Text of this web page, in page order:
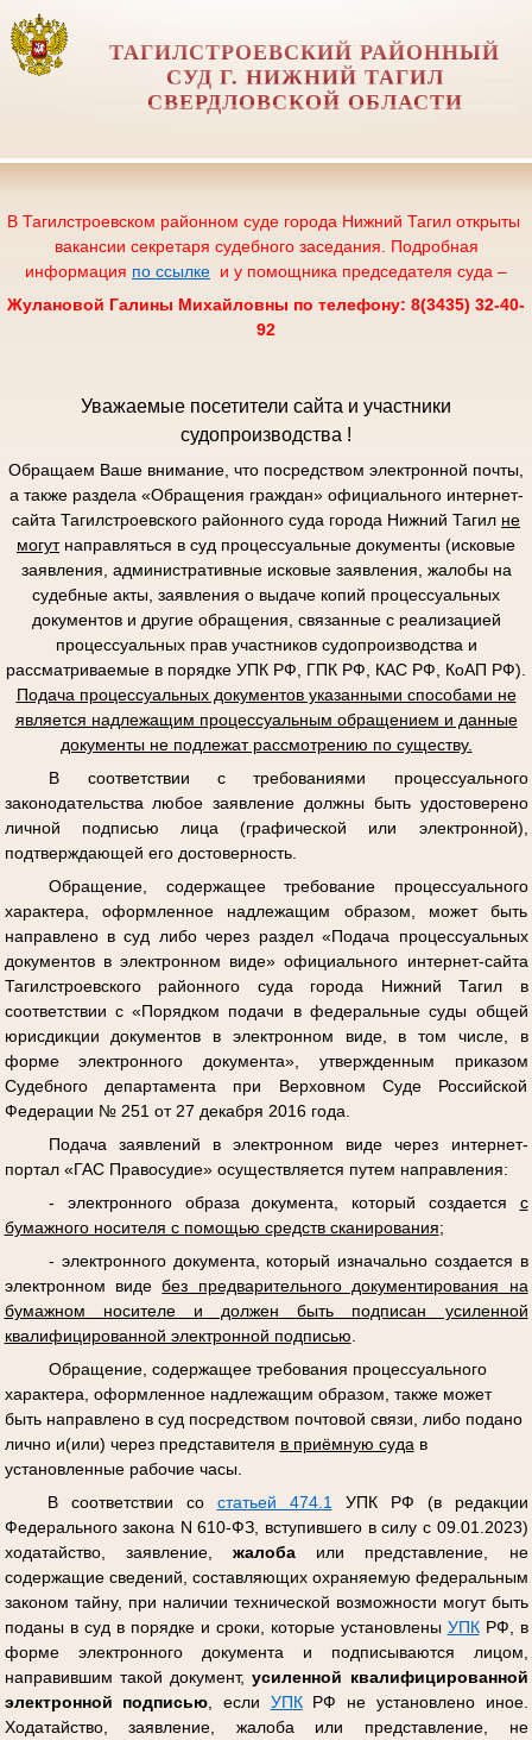
ТАГИЛСТРОЕВСКИЙ РАЙОННЫЙ
СУД Г. НИЖНИЙ ТАГИЛ
СВЕРДЛОВСКОЙ ОБЛАСТИ
В Тагилстроевском районном суде города Нижний Тагил открыты
вакансии секретаря судебного заседания. Подробная
информация по ссылке и у помощника председателя суда –
Жулановой Галины Михайловны по телефону: 8(3435) 32-40-
92
Уважаемые посетители сайта и участники
судопроизводства !
Обращаем Ваше внимание, что посредством электронной почты,
а также раздела «Обращения граждан» официального интернет-
сайта Тагилстроевского районного суда города Нижний Тагил не
могутнаправляться в суд процессуальные документы (исковые
заявления, административные исковые заявления, жалобы на
судебные акты, заявления о выдаче копий процессуальных
документов и другие обращения, связанные с реализацией
процессуальных прав участников судопроизводства и
рассматриваемые в порядке УПК РФ, ГПК РФ, КАС РФ, КоАП РФ).
Подача процессуальных документов указанными способами не
является надлежащим процессуальным обращением и данные
документы не подлежат рассмотрению по существу.
В соответствии с требованиями процессуального
законодательства любое заявление должны быть удостоверено
личной подписью лица (графической или электронной),
подтверждающей его достоверность.
Обращение, содержащее требование процессуального
характера, оформленное надлежащим образом, может быть
направлено в суд либо через раздел «Подача процессуальных
документов в электронном виде» официального интернет-сайта
Тагилстроевского районного суда города Нижний Тагил в
соответствии с «Порядком подачи в федеральные суды общей
юрисдикции документов в электронном виде, в том числе, в
форме электронного документа», утвержденным приказом
Судебного департамента при Верховном Суде Российской
Федерации № 251 от 27 декабря 2016 года.
Подача заявлений в электронном виде через интернет-
портал «ГАС Правосудие» осуществляется путем направления:
- электронного образа документа, который создается с
бумажного носителя с помощью средств сканирования;
- электронного документа, который изначально создается в
электронном видебез предварительного документирования на
бумажном носителе и должен быть подписан усиленной
квалифицированной электронной подписью
Обращение, содержащее требования процессуального
характера, оформленное надлежащим образом, также может
быть направлено в суд посредством почтовой связи, либо подано
лично и(или) через представителя в приёмную суда в
установленные рабочие часы.
В соответствии со статьей 474.1
УПК РФ (в редакции
Федерального закона N 610-ФЗ, вступившего в силу с 09.01.2023)
ходатайство, заявление, жалобаили представление, не
содержащие сведений, составляющих охраняемую федеральным
законом тайну, при наличии технической возможности могут быть
поданы в суд в порядке и сроки, которые установлены УПКРФ, в
форме электронного документа и подписываются лицом,
направившим такой документ,усиленной квалифицированной
электронной подписью , если УПКРФ не установлено иное.
Ходатайство, заявление, жалоба или представление, не